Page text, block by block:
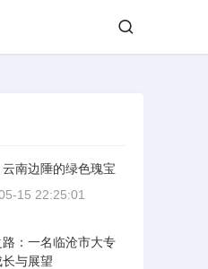
南边陲的绿色瑰宝
15 22:25:01
路：一名临沧市大专
与展望